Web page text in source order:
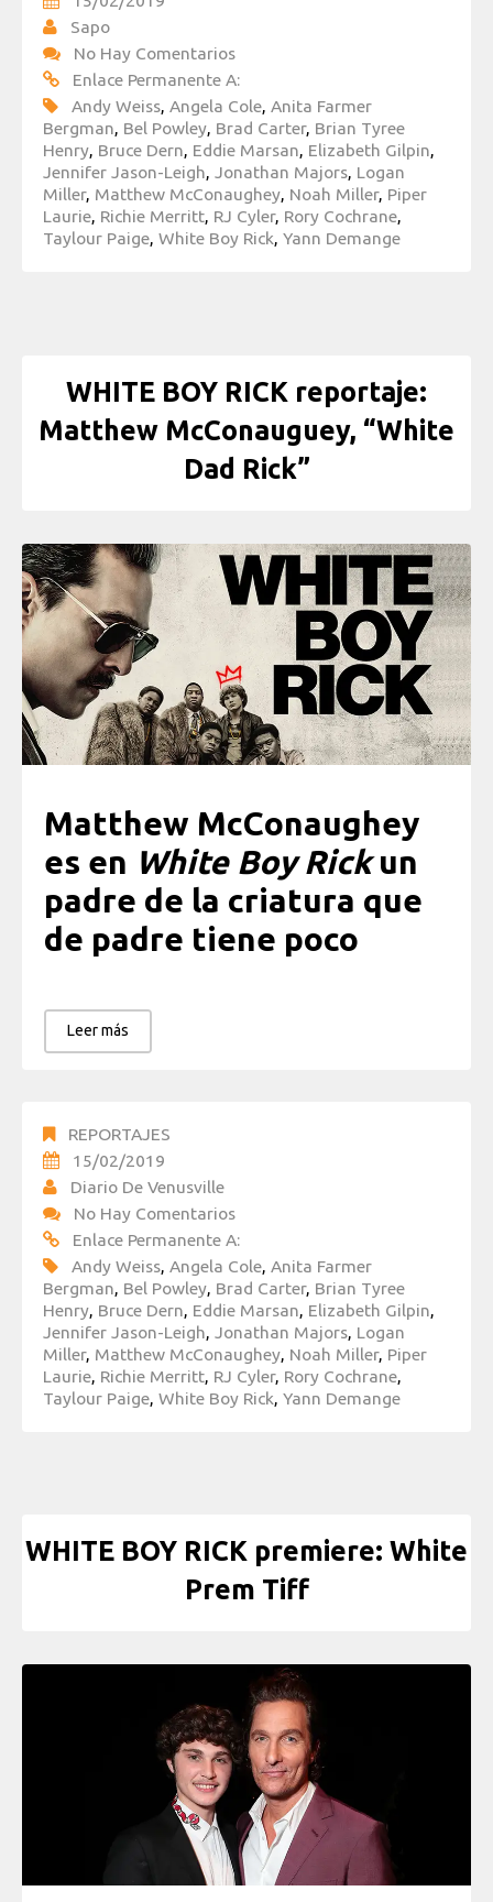
Sapo
No Hay Comentarios
Enlace Permanente A:
Andy Weiss, Angela Cole, Anita Farmer
Bergman, Bel Powley, Brad Carter, Brian Tyree
Henry, Bruce Dern, Eddie Marsan, Elizabeth Gilpin,
Jennifer Jason-Leigh, Jonathan Majors, Logan
Miller, Matthew McConaughey, Noah Miller, Piper
Laurie, Richie Merritt, RJ Cyler, Rory Cochrane,
Taylour Paige, White Boy Rick, Yann Demange
WHITE BOY RICK reportaje:
Matthew McConauguey, “White
Dad Rick”
Matthew McConaughey
es en White Boy Rickun
padre de la criatura que
de padre tiene poco
Leer más
REPORTAJES
15/02/2019
Diario De Venusville
No Hay Comentarios
Enlace Permanente A:
Andy Weiss Angela Cole Anita Farmer
Bergman Bel Powley Brad Carter, Brian Tyree
Henry Bruce Dern Eddie Marsan Elizabeth Gilpin
Jennifer Jason-Leigh
Jonathan Majors Logan
Miller, Matthew McConaughey Noah Miller, Piper
Laurie Richie Merritt RJ Cyler, Rory Cochrane
Taylour Paige White Boy Rick Yann Demange
WHITE BOY RICK premiere: White
Prem Tiff